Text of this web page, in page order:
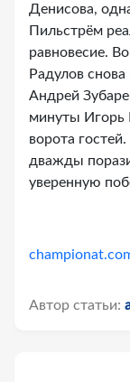
Денисова,
Пильстрём
равновесие.
Радулов
Андрей
минуты Игорь
ворота
дважды
уверенную
Автор статьи: